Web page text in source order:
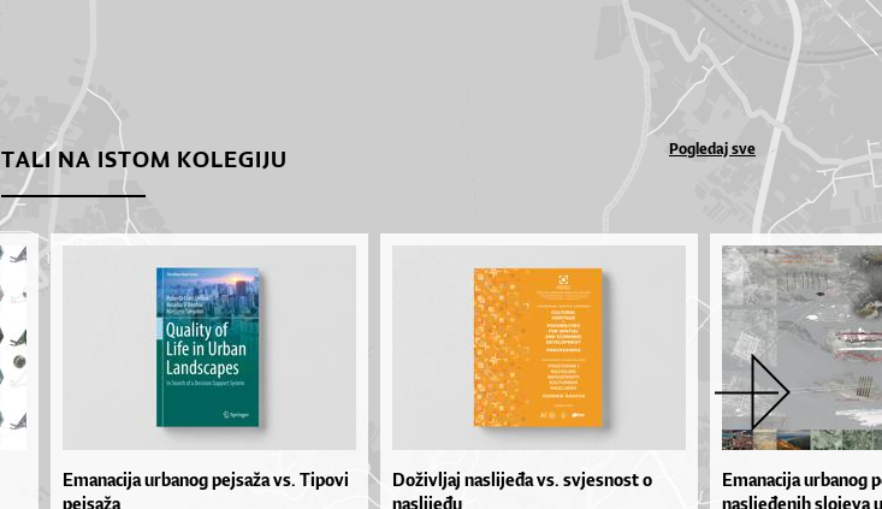
NA ISTOM KOLEGIJU Pogledaj sve
Emanacija urbanog pejsaža vs. Tipovi
pejsaža
Doživljaj naslijeđa vs. svjesnost o
naslijeđu
Emanacija urbanog
nasljeđenih slojeva